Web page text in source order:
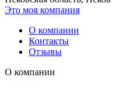
Это моя компания
О компании
Контакты
Отзывы
О компании